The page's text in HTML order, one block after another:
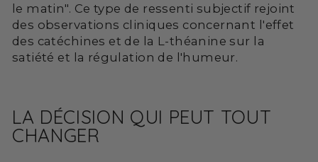
le matin". Ce type de ressenti subjectif rejoint
des observations cliniques concernant l'effet
des catéchines et de la L-théanine sur la
satiété et la régulation de l'humeur.
LA DÉCISION QUI PEUT TOUT
CHANGER